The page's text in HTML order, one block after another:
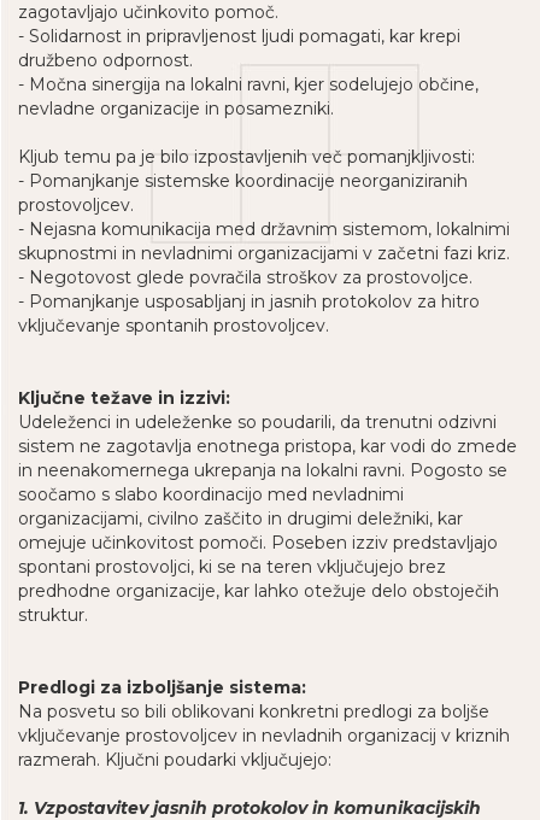
zagotavljajo učinkovito pomoč.
- Solidarnost in pripravljenost ljudi pomagati, kar krepi
družbeno odpornost.
- Močna sinergija na lokalni ravni, kjer sodelujejo občine,
nevladne organizacije in posamezniki.
Kljub temu pa je bilo izpostavljenih več pomanjkljivosti:
- Pomanjkanje sistemske koordinacije neorganiziranih
prostovoljcev.
- Nejasna komunikacija med državnim sistemom, lokalnimi
skupnostmi in nevladnimi organizacijami v začetni fazi kriz.
- Negotovost glede povračila stroškov za prostovoljce.
- Pomanjkanje usposabljanj in jasnih protokolov za hitro
vključevanje spontanih prostovoljcev.
Ključne težave in izzivi:
Udeleženci in udeleženke so poudarili, da trenutni odzivni
sistem ne zagotavlja enotnega pristopa, kar vodi do zmede
in neenakomernega ukrepanja na lokalni ravni. Pogosto se
soočamo s slabo koordinacijo med nevladnimi
organizacijami, civilno zaščito in drugimi deležniki, kar
omejuje učinkovitost pomoči. Poseben izziv predstavljajo
spontani prostovoljci, ki se na teren vključujejo brez
predhodne organizacije, kar lahko otežuje delo obstoječih
struktur.
Predlogi za izboljšanje sistema:
Na posvetu so bili oblikovani konkretni predlogi za boljše
vključevanje prostovoljcev in nevladnih organizacij v kriznih
razmerah. Ključni poudarki vključujejo:
1. Vzpostavitev jasnih protokolov in komunikacijskih